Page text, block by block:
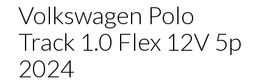
Volkswagen Polo
Track 1.0 Flex 12V 5p
2024